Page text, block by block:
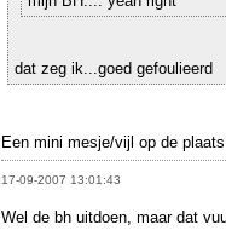
dat zeg ik...goed gefoulieerd
Een mini mesje/vijl op de
17-09-2007 13:01:43
Wel de bh uitdoen, maar dat